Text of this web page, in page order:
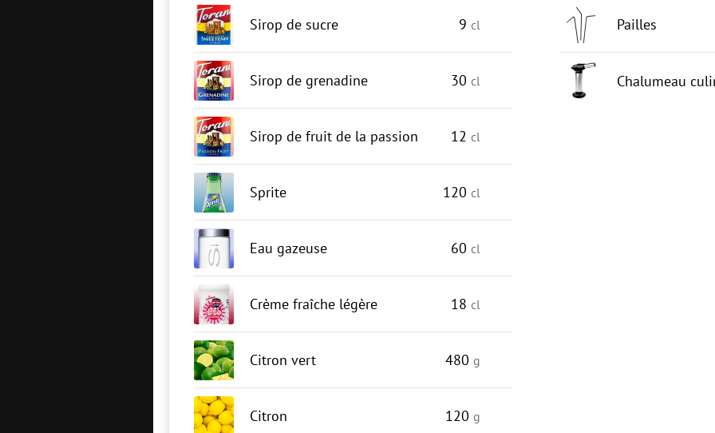
Sirop de sucre 9 cl
Sirop de grenadine 30 cl
Sirop de fruit de la passion 12 cl
Sprite 120 cl
Eau gazeuse 60 cl
Crème fraîche légère 18 cl
Citron vert 480 g
Citron 120 g
Pailles
Chalumeau